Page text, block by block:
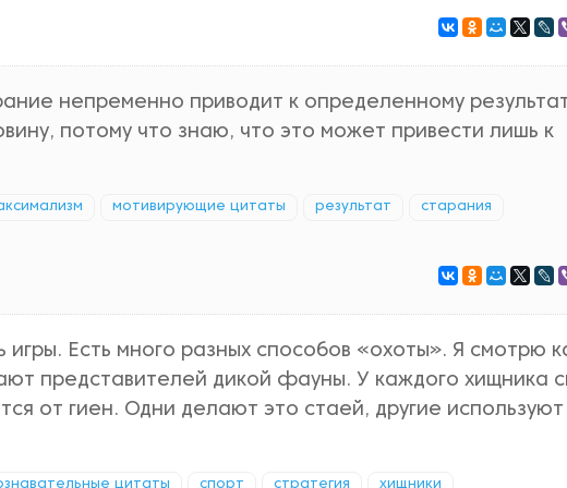
непременно приводит к определенному
потому что знаю, что это может привести лишь к
мотивирующие цитаты результат старания
игры. Есть много разных способов «охоты». Я смотрю
представителей дикой фауны. У каждого хищника
от гиен. Одни делают это стаей, другие используют
цитаты спорт стратегия хищники